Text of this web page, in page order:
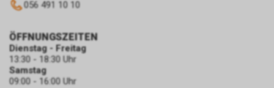
056 491 10 10
ÖFFNUNGSZEITEN
Dienstag - Freitag
13:30 - 18:30 Uhr
Samstag
09:00 - 16:00 Uhr